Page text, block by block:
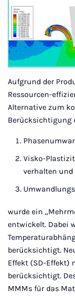
Aufgrund der
Ressourcen-
Alternative zum
Berücksichtigung
Visko-
verhalten und
wurde ein
entwickelt. Dabei
berücksichtigt.
Effekt (SD-
berücksichtigt.
MMMs für das